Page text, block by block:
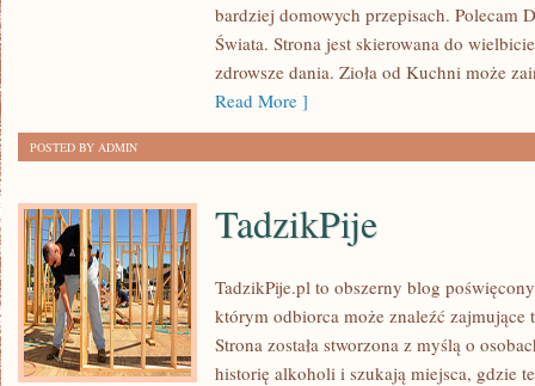
CZYTELNIKÓW
bardziej domowych przepisach. Polecam
Świata. Strona jest skierowana do
zdrowsze dania. Zioła od Kuchni może
Read More ]
POSTED BY ADMIN
TadzikPije
TadzikPije.pl to obszerny blog
którym odbiorca może znaleźć zajmujące
Strona została stworzona z myślą o
historię alkoholi i szukają miejsca, gdzie